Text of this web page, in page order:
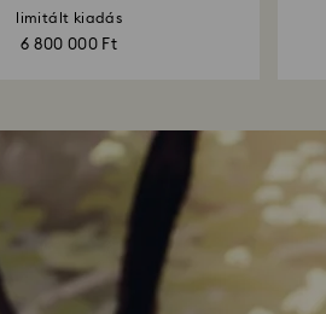
limitált kiadás
6 800 000 Ft